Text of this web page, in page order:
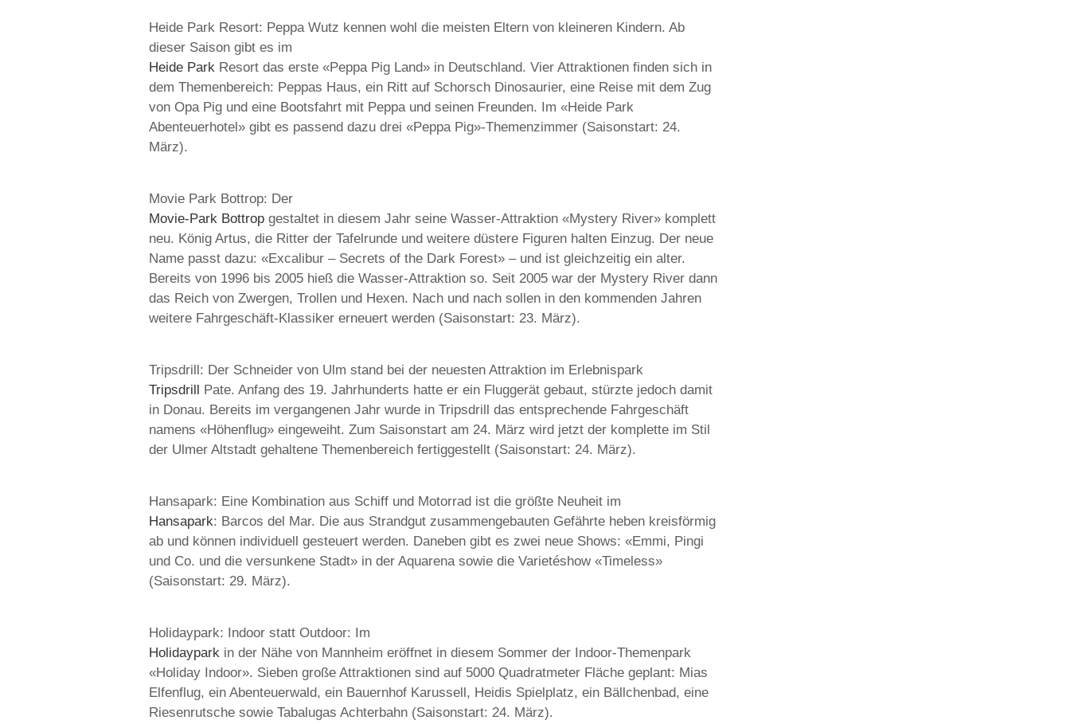
Heide Park Resort: Peppa Wutz kennen wohl die meisten Eltern von kleineren Kindern. Ab
dieser Saison gibt es im
Heide Park Resort das erste «Peppa Pig Land» in Deutschland. Vier Attraktionen finden sich in
dem Themenbereich: Peppas Haus, ein Ritt auf Schorsch Dinosaurier, eine Reise mit dem Zug
von Opa Pig und eine Bootsfahrt mit Peppa und seinen Freunden. Im «Heide Park
Abenteuerhotel» gibt es passend dazu drei «Peppa Pig»-Themenzimmer (Saisonstart: 24.
März).
Movie Park Bottrop: Der
Movie-Park Bottrop gestaltet in diesem Jahr seine Wasser-Attraktion «Mystery River» komplett
neu. König Artus, die Ritter der Tafelrunde und weitere düstere Figuren halten Einzug. Der neue
Name passt dazu: «Excalibur – Secrets of the Dark Forest» – und ist gleichzeitig ein alter.
Bereits von 1996 bis 2005 hieß die Wasser-Attraktion so. Seit 2005 war der Mystery River dann
das Reich von Zwergen, Trollen und Hexen. Nach und nach sollen in den kommenden Jahren
weitere Fahrgeschäft-Klassiker erneuert werden (Saisonstart: 23. März).
Tripsdrill: Der Schneider von Ulm stand bei der neuesten Attraktion im Erlebnispark
Tripsdrill Pate. Anfang des 19. Jahrhunderts hatte er ein Fluggerät gebaut, stürzte jedoch damit
in Donau. Bereits im vergangenen Jahr wurde in Tripsdrill das entsprechende Fahrgeschäft
namens «Höhenflug» eingeweiht. Zum Saisonstart am 24. März wird jetzt der komplette im Stil
der Ulmer Altstadt gehaltene Themenbereich fertiggestellt (Saisonstart: 24. März).
Hansapark: Eine Kombination aus Schiff und Motorrad ist die größte Neuheit im
Hansapark: Barcos del Mar. Die aus Strandgut zusammengebauten Gefährte heben kreisförmig
ab und können individuell gesteuert werden. Daneben gibt es zwei neue Shows: «Emmi, Pingi
und Co. und die versunkene Stadt» in der Aquarena sowie die Varietéshow «Timeless»
(Saisonstart: 29. März).
Holidaypark: Indoor statt Outdoor: Im
Holidaypark in der Nähe von Mannheim eröffnet in diesem Sommer der Indoor-Themenpark
«Holiday Indoor». Sieben große Attraktionen sind auf 5000 Quadratmeter Fläche geplant: Mias
Elfenflug, ein Abenteuerwald, ein Bauernhof Karussell, Heidis Spielplatz, ein Bällchenbad, eine
Riesenrutsche sowie Tabalugas Achterbahn (Saisonstart: 24. März).